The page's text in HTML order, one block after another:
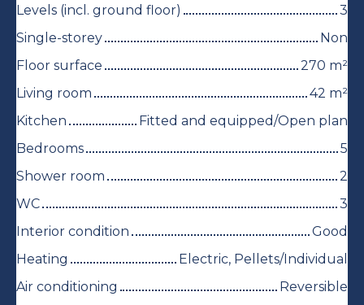
Levels (incl. ground floor)
3
Single-storey
Non
Floor surface
270 m²
Living room
42 m²
Kitchen
Fitted and equipped/Open plan
Bedrooms
5
Shower room
2
WC
3
Interior condition
Good
Heating
Electric, Pellets/Individual
Air conditioning
Reversible